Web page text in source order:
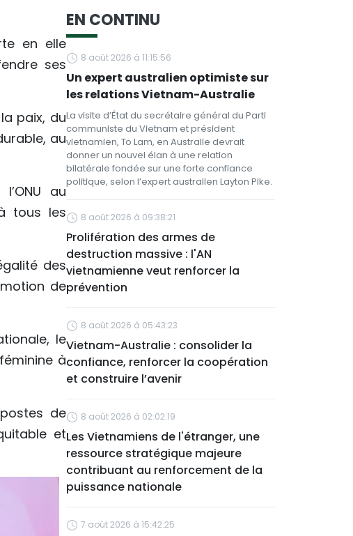
en elle
ses
paix, du
au
au
tous les
des
de
le
à
de
et
EN CONTINU
8 août 2026 à 11:15:56
Un expert australien optimiste sur
les relations Vietnam-Australie
La visite d’État du secrétaire général du Parti
communiste du Vietnam et président
vietnamien, To Lam, en Australie devrait
donner un nouvel élan à une relation
bilatérale fondée sur une forte confiance
politique, selon l’expert australien Layton Pike.
8 août 2026 à 09:38:21
Prolifération des armes de
destruction massive : l'AN
vietnamienne veut renforcer la
prévention
8 août 2026 à 05:43:23
Vietnam-Australie : consolider la
confiance, renforcer la coopération
et construire l’avenir
8 août 2026 à 02:02:19
Les Vietnamiens de l'étranger, une
ressource stratégique majeure
contribuant au renforcement de la
puissance nationale
7 août 2026 à 15:42:25